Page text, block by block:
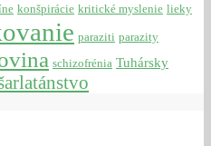
konšpirácie kritické myslenie lieky
paraziti parazity
schizofrénia Tuhársky